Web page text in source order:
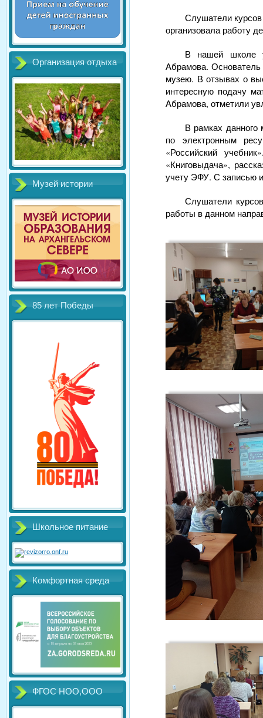
Организация отдыха
Музей истории
85 лет Победы
Школьное питание
Комфортная среда
ФГОС НОО,ООО
Слушатели
организовала работу
В нашей школе
Абрамова.
музею. В отзывах о
интересную подачу
Абрамова, отметили
В рамках
по электронным
«Российский
«Книговыдача»,
учету ЭФУ. С записью
Слушатели
работы в данном